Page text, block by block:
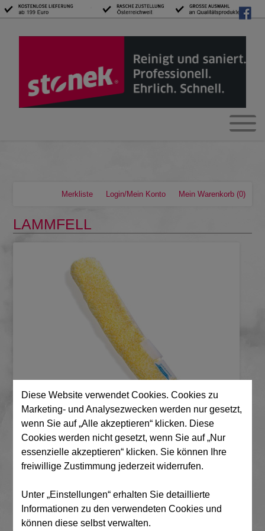
Mein Warenkorb (0)
Login/Mein Konto
Merkliste
LAMMFELL
€ 14,60
Versandfertig in 5 Minuten.
Stk:
Diese Website verwendet Cookies. Cookies zu
Marketing- und Analysezwecken werden nur gesetzt,
wenn Sie auf „Alle akzeptieren“ klicken. Diese
Cookies werden nicht gesetzt, wenn Sie auf „Nur
essenzielle akzeptieren“ klicken. Sie können Ihre
freiwillige Zustimmung jederzeit widerrufen.
Unter „Einstellungen“ erhalten Sie detaillierte
Informationen zu den verwendeten Cookies und
können diese selbst verwalten.